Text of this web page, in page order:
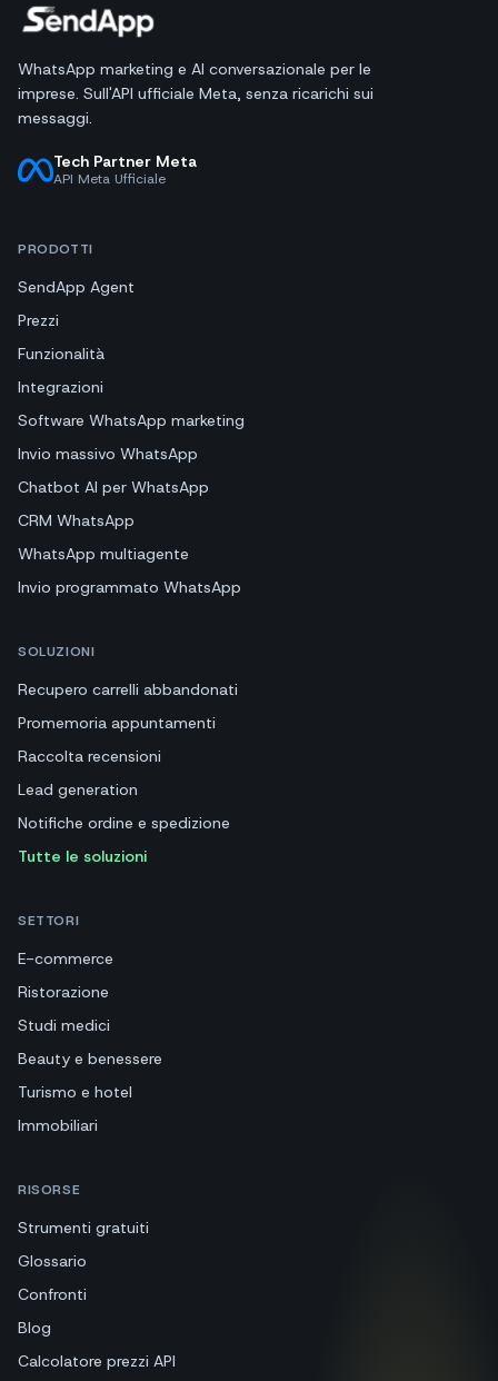
WhatsApp marketing e AI conversazionale per le
imprese. Sull'API ufficiale Meta, senza ricarichi sui
messaggi.
Tech Partner Meta
API Meta Ufficiale
PRODOTTI
SendApp Agent
Prezzi
Funzionalità
Integrazioni
Software WhatsApp marketing
Invio massivo WhatsApp
Chatbot AI per WhatsApp
CRM WhatsApp
WhatsApp multiagente
Invio programmato WhatsApp
SOLUZIONI
Recupero carrelli abbandonati
Promemoria appuntamenti
Raccolta recensioni
Lead generation
Notifiche ordine e spedizione
Tutte le soluzioni
SETTORI
E-commerce
Ristorazione
Studi medici
Beauty e benessere
Turismo e hotel
Immobiliari
RISORSE
Strumenti gratuiti
Glossario
Confronti
Blog
Calcolatore prezzi API